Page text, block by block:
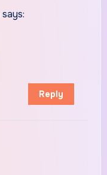
says:
Reply